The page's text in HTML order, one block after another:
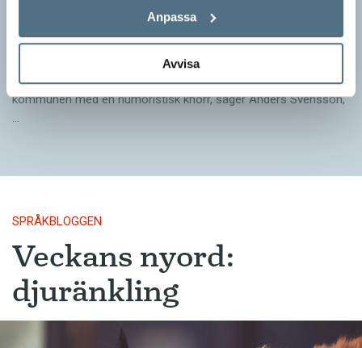
Anpassa
Avvisa
SPRÅKBLOGGEN
– Vinnarna visar att lyckade ordvitsar alltid går hem. En bra
kommunslogan kombinerar ett träffsäkert budskap om
kommunen med en humoristisk knorr, säger Anders Svensson,
…
SPRÅKBLOGGEN
Veckans nyord:
djuränkling